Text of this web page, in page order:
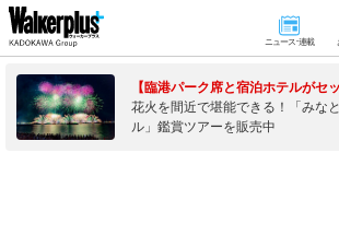
ニュース･連載
【臨港パーク席と宿泊ホテルがセッ
花火を間近で堪能できる！「みな
ル」鑑賞ツアーを販売中